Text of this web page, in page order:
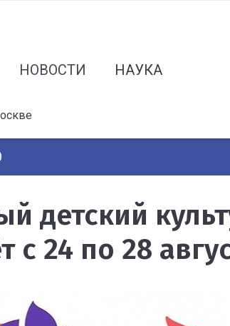
НОВОСТИ НАУКА
детский
с 24 по 28